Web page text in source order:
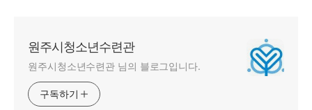
원주시청소년수련관
원주시청소년수련관 님의 블로그입니다.
구독하기